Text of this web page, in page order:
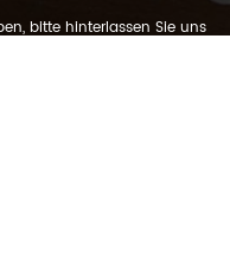
bitte hinterlassen Sie uns